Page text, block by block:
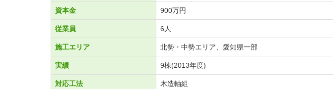
資本金 900万円
従業員 6人
施工エリア 北勢・中勢エリア、愛知県一部
実績 9棟(2013年度)
対応工法 木造軸組